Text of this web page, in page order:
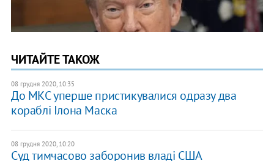
ЧИТАЙТЕ ТАКОЖ
08 грудня 2020, 10:35
До МКС уперше пристикувалися одразу два
кораблі Ілона Маска
08 грудня 2020, 10:20
Суд тимчасово заборонив владі США